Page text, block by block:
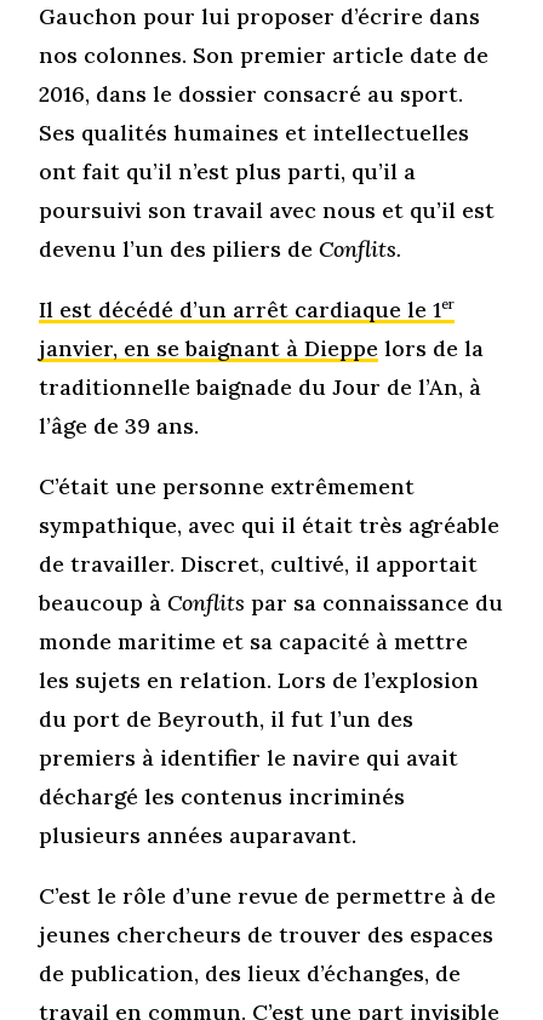
Gauchon pour lui proposer d’écrire dans
nos colonnes. Son premier article date de
2016, dans le dossier consacré au sport.
Ses qualités humaines et intellectuelles
ont fait qu’il n’est plus parti, qu’il a
poursuivi son travail avec nous et qu’il est
devenu l’un des piliers deConflits.
Il est décédé d’un arrêt cardiaque le 1er
janvier, en se baignant à Dieppe lors de la
traditionnelle baignade du Jour de l’An, à
l’âge de 39 ans.
C’était une personne extrêmement
sympathique, avec qui il était très agréable
de travailler. Discret, cultivé, il apportait
beaucoup àConflits par sa connaissance du
monde maritime et sa capacité à mettre
les sujets en relation. Lors de l’explosion
du port de Beyrouth, il fut l’un des
premiers à identifier le navire qui avait
déchargé les contenus incriminés
plusieurs années auparavant.
C’est le rôle d’une revue de permettre à de
jeunes chercheurs de trouver des espaces
de publication, des lieux d’échanges, de
travail en commun. C’est une part invisible